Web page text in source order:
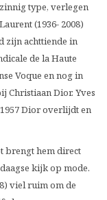
type, verlegen
(1936- 2008)
zijn achttiende in
de la Haute
Voque en nog in
Christiaan Dior. Yves
Dior overlijdt en
brengt hem direct
kijk op mode.
viel ruim om de